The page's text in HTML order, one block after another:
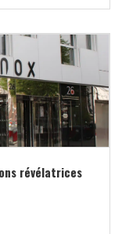
révélatrices